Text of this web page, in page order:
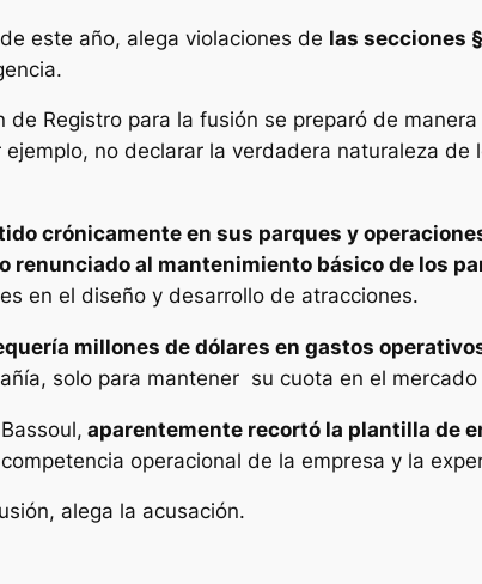
este año, alega violaciones de las secciones
Registro para la fusión se preparó de
ejemplo, no declarar la verdadera naturaleza
crónicamente en sus parques y
renunciado al mantenimiento básico de los
en el diseño y desarrollo de atracciones.
millones de dólares en gastos
solo para mantener su cuota en el
aparentemente recortó la plantilla de
operacional de la empresa y la
alega la acusación.